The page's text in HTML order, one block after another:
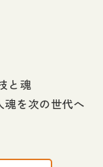
と魂
を次の世代へ